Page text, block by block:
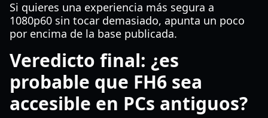
Si quieres una experiencia más segura a
1080p60 sin tocar demasiado, apunta un poco
por encima de la base publicada.
Veredicto final: ¿es
probable que FH6 sea
accesible en PCs antiguos?